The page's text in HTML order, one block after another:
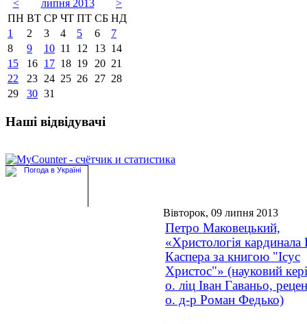
< липня 2013
>
ПН ВТ СР ЧТ ПТ СБ НД
1
2 3 4 5 6
7
8
9 10 11 12 13 14
15
16 17 18 19 20 21
22
23 24 25 26 27 28
29
30 31
Наші відвідувачі
Вівторок, 09 липня 2013
Петро Маковецький,
«Христологія кардинала
Каспера за книгою "Ісус
Христос"» (науковий
о. ліц Іван Гаваньо,
о. д-р Роман Федько)